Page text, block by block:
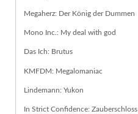
Megaherz: Der König der Dummen
Mono Inc.: My deal with god
Das Ich: Brutus
KMFDM: Megalomaniac
Lindemann: Yukon
In Strict Confidence: Zauberschloss